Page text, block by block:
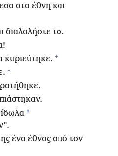
στα έθνη και
διαλαλήστε το.
κυριεύτηκε. +
+
*
ένα έθνος από τον